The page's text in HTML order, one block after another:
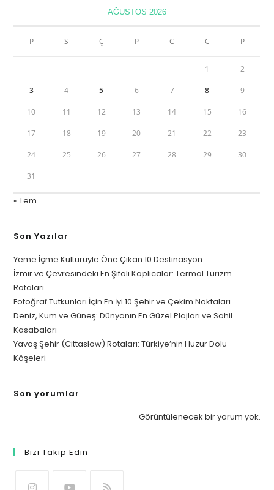
AĞUSTOS 2026
P S Ç P C C P
1 2
3 4 5 6 7 8 9
10 11 12 13 14 15 16
17 18 19 20 21 22 23
24 25 26 27 28 29 30
31
« Tem
Son Yazılar
Yeme İçme Kültürüyle Öne Çıkan 10 Destinasyon
İzmir ve Çevresindeki En Şifalı Kaplıcalar: Termal Turizm
Rotaları
Fotoğraf Tutkunları İçin En İyi 10 Şehir ve Çekim Noktaları
Deniz, Kum ve Güneş: Dünyanın En Güzel Plajları ve Sahil
Kasabaları
Yavaş Şehir (Cittaslow) Rotaları: Türkiye’nin Huzur Dolu
Köşeleri
Son yorumlar
Görüntülenecek bir yorum yok.
Bizi Takip Edin